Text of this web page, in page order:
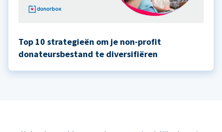
Top 10 strategieën om je non-profit
donateursbestand te diversifiëren